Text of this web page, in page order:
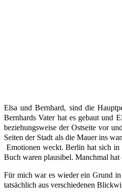
Elsa und Bernhard, sind die
Bernhards Vater hat es gebaut und
beziehungsweise der Ostseite vor
Seiten der Stadt als die Mauer ins
Emotionen weckt. Berlin hat sich in
Buch waren plausibel. Manchmal hat
Für mich war es wieder ein Grund
tatsächlich aus verschiedenen